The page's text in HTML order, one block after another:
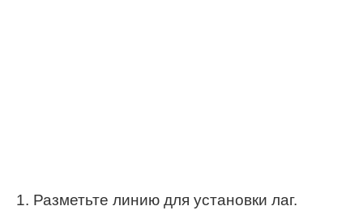
1. Разметьте линию для установки лаг.